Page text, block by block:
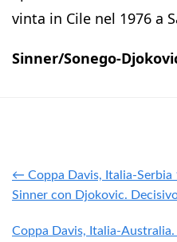
vinta in Cile nel 1976 a
Sinner/Sonego-
← Coppa Davis, Italia-
Sinner con Djokovic.
Coppa Davis, Italia-